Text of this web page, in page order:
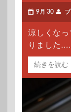
9月 30
涼しくな
りました
続きを読む